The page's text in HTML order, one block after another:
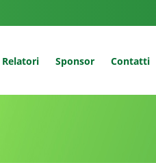
Relatori Sponsor Contatti